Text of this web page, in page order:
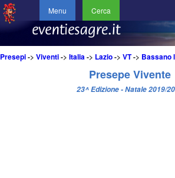
Menu Cerca
Presepi-> Viventi-> Italia-> Lazio-> VT-> Bassano
Presepe Vivente
23^ Edizione - Natale 2019/